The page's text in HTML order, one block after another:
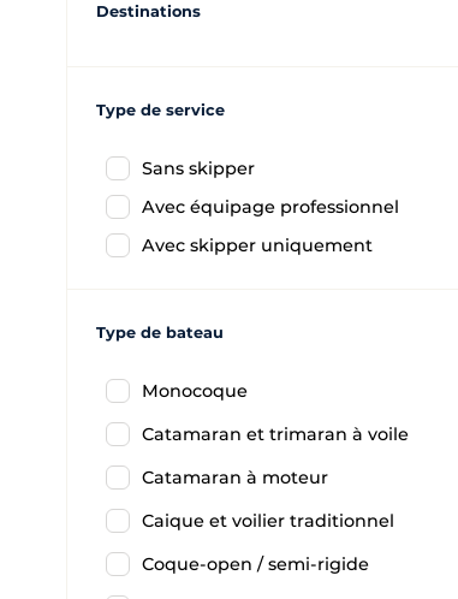
Destinations
Type de service
Sans skipper
Avec équipage professionnel
Avec skipper uniquement
Type de bateau
Monocoque
Catamaran et trimaran à voile
Catamaran à moteur
Caique et voilier traditionnel
Coque-open / semi-rigide